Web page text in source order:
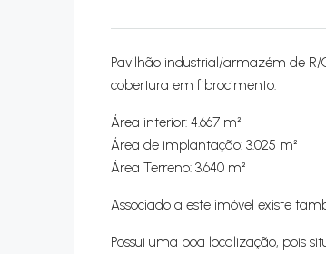
Pavilhão industrial/armazém de
cobertura em fibrocimento.
Área interior: 4.667 m²
Área de implantação: 3.025 m²
Área Terreno: 3.640 m²
Associado a este imóvel existe
Possui uma boa localização, pois